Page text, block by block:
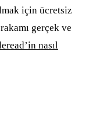
için ücretsiz
gerçek ve
nasıl